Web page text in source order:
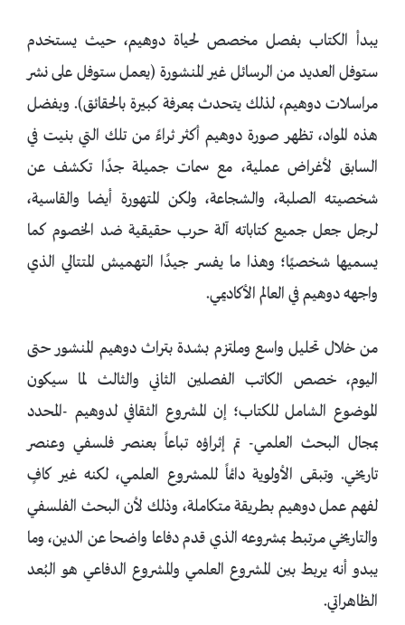
يبدأ الكتاب بفصل مخصص لحياة دوهيم، حيث يستخدم
ستوفل العديد من الرسائل غير المنشورة (يعمل ستوفل على نشر
مراسلات دوهيم، لذلك يتحدث بمعرفة كبيرة بالحقائق). وبفضل
هذه المواد، تظهر صورة دوهيم أكثر ثراءً من تلك التي بنيت في
السابق لأغراض عملية، مع سمات جميلة جدًا تكشف عن
شخصيته الصلبة، والشجاعة، ولكن المتهورة أيضا والقاسية،
لرجل جعل جميع كتاباته آلة حرب حقيقية ضد الخصوم كما
يسميها شخصيًا؛ وهذا ما يفسر جيدًا التهميش المتتالي الذي
واجهه دوهيم في العالم الأكاديمي.
من خلال تحليل واسع وملتزم بشدة بتراث دوهيم المنشور حتى
اليوم، خصص الكاتب الفصلين الثاني والثالث لما سيكون
الموضوع الشامل للكتاب؛ إن المشروع الثقافي لدوهيم -المحدد
بمجال البحث العلمي- تم إثراؤه تباعاً بعنصر فلسفي وعنصر
تاريخي. وتبقى الأولوية دائماً للمشروع العلمي، لكنه غير كافٍ
لفهم عمل دوهيم بطريقة متكاملة، وذلك لأن البحث الفلسفي
والتاريخي مرتبط بمشروعه الذي قدم دفاعا واضحا عن الدين، وما
يبدو أنه يربط بين المشروع العلمي والمشروع الدفاعي هو البُعد
الظاهراتي.